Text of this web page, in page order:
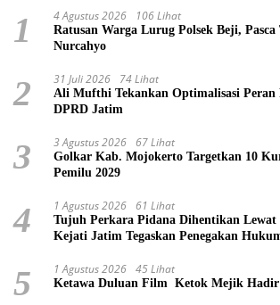
1 4 Agustus 2026 106 Lihat
Ratusan Warga Lurug Polsek Beji, Pasca
Nurcahyo
2 31 Juli 2026 74 Lihat
Ali Mufthi Tekankan Optimalisasi
DPRD Jatim
3 3 Agustus 2026 67 Lihat
Golkar Kab. Mojokerto Targetkan 10
Pemilu 2029
4 1 Agustus 2026 61 Lihat
Tujuh Perkara Pidana Dihentikan Lewat
Kejati Jatim Tegaskan Penegakan
5 1 Agustus 2026 45 Lihat
Ketawa Duluan Film Ketok Mejik